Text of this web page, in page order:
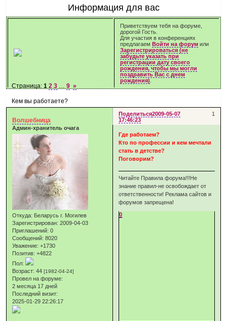
Информация для вас
Приветствуем тебя на форуме,
дорогой Гость.
Для участия в конференциях
предлагаемВойти на форум или
Зарегистрироваться (не
забудьте указать при
регистрации дату своего
рождения, чтобы мы могли
поздравить Вас с днем
рождения)
Кем вы работаете?
Страница:1 2 3 … 9 »
Поделиться 1
2009-05-07
17:46:23
Волшебница
Админ-хранитель очага
Откуда: Беларусь г. Могилев
Зарегистрирован: 2009-04-03
Приглашений: 0
Сообщений: 8020
Уважение: +1730
Позитив: +4822
Пол:
Возраст: 44[1982-04-24]
Провел на форуме:
2 месяца 17 дней
Последний визит:
2025-01-29 22:26:17
Где работаем?
Кто по профессии и кем мечтали
стать в детстве?
Поговорим?
Читайте Правила форума!!!Не
знание правил-не освобождает от
ответственности! Реклама сайтов и
форумов запрещена!
0